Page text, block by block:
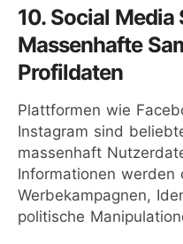
10. Social Media
Massenhafte
Profildaten
Plattformen wie
Instagram sind
massenhaft
Informationen werden
Werbekampagnen,
politische